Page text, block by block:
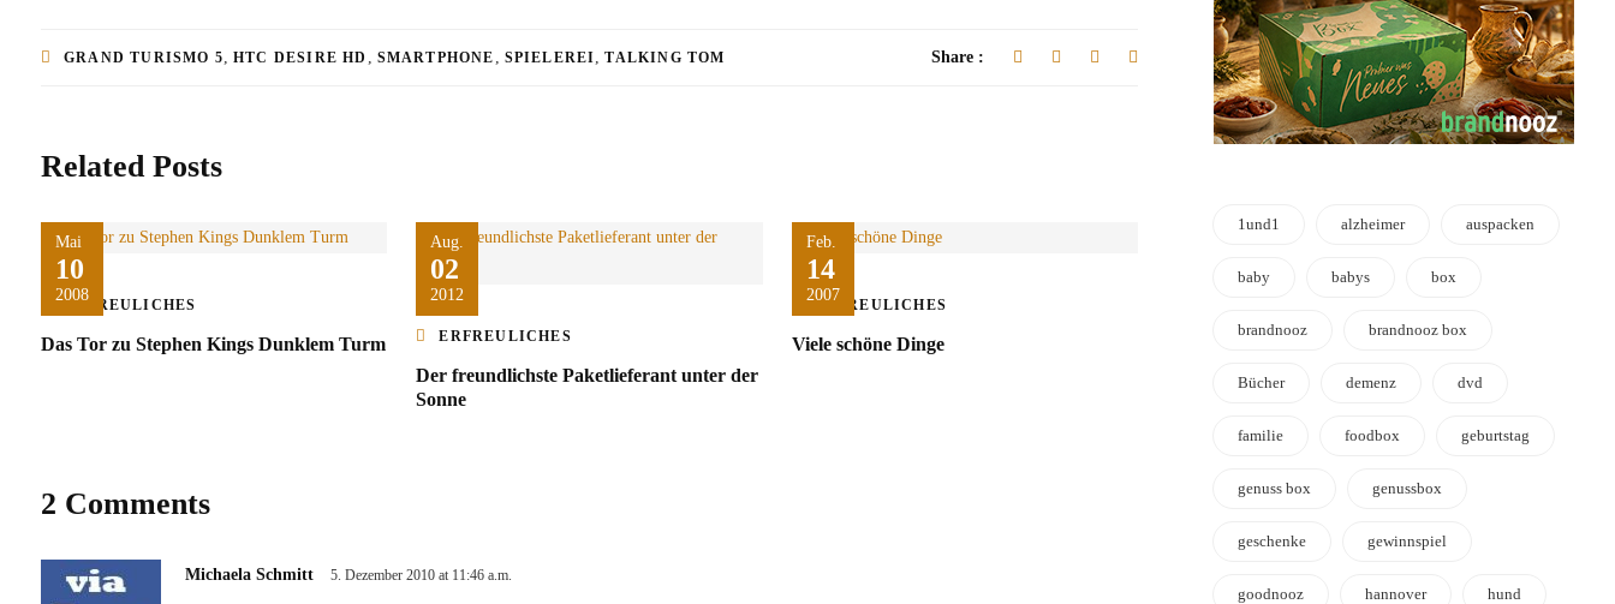
GRAND TURISMO 5 HTC DESIRE HD SMARTPHONE SPIELEREI ,TALKING TOM Share :
Related Posts
Mai
10
2008
ERFREULICHES
Das Tor zu Stephen Kings Dunklem Turm
Aug.
02
2012
ERFREULICHES
Der freundlichste Paketlieferant unter der
Sonne
Feb.
14
2007
ERFREULICHES
Viele schöne Dinge
2 Comments
Michaela Schmitt 5. Dezember 2010 at 11:46 a.m.
1und1 alzheimer auspacken
baby babys box
brandnooz brandnooz box
Bücher demenz dvd
familie foodbox geburtstag
genuss box genussbox
geschenke gewinnspiel
goodnooz hannover hund